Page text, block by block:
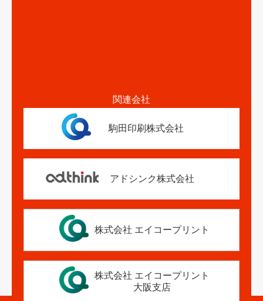
関連会社
駒田印刷株式会社
アドシンク株式会社
株式会社 エイコープリント
株式会社 エイコープリント
大阪支店